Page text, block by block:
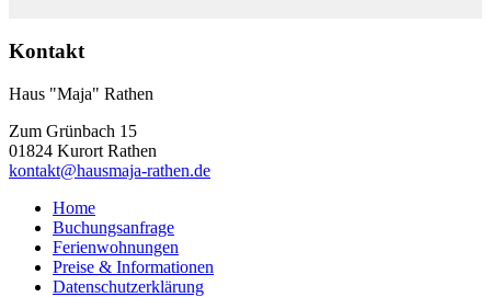
Kontakt
Haus "Maja" Rathen
Zum Grünbach 15
01824 Kurort Rathen
kontakt@hausmaja-rathen.de
Home
Buchungsanfrage
Ferienwohnungen
Preise & Informationen
Datenschutzerklärung